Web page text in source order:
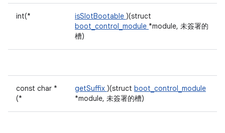
int(* isSlotBootable )(struct
boot_control_module *module, 未簽署的
槽)
const char *
(*
getSuffix )(struct boot_control_module
*module, 未簽署的槽)